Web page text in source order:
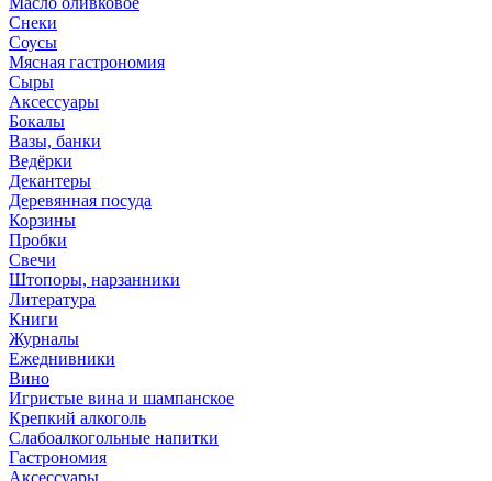
Снеки
Соусы
Мясная гастрономия
Сыры
Аксессуары
Бокалы
Вазы, банки
Ведёрки
Декантеры
Деревянная посуда
Корзины
Пробки
Свечи
Штопоры, нарзанники
Литература
Книги
Журналы
Ежеднивники
Вино
Игристые вина и шампанское
Крепкий алкоголь
Слабоалкогольные напитки
Гастрономия
Аксессуары